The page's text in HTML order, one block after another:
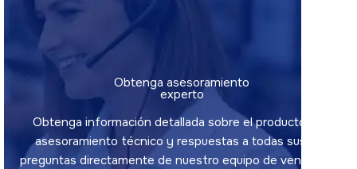
Obtenga asesoramiento
experto
Obtenga información detallada sobre el producto,
asesoramiento técnico y respuestas a todas sus
preguntas directamente de nuestro equipo de ventas.